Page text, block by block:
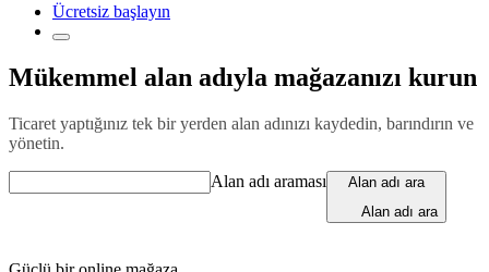
Ücretsiz başlayın
Mükemmel alan adıyla mağazanızı kurun
Ticaret yaptığınız tek bir yerden alan adınızı kaydedin, barındırın ve
yönetin.
Alan adı araması
Alan adı ara
Alan adı ara